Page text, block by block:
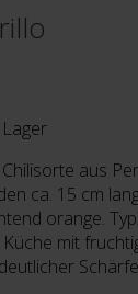
aus
ca. 15 cm
orange.
mit